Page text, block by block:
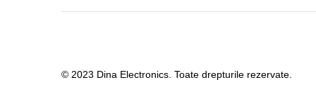
© 2023 Dina Electronics. Toate drepturile rezervate.